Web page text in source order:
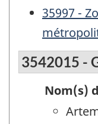
35997 -
3542015 -
Nom(s)